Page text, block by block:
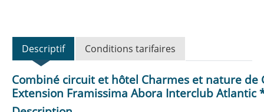
Descriptif Conditions tarifaires
Combiné circuit et hôtel Charmes et nature de
Extension Framissima Abora Interclub Atlantic